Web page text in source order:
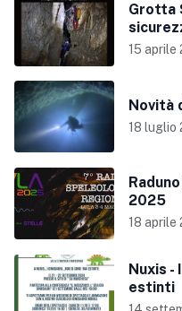
Grotta
15 aprile
Novità
18 luglio
2025
18 aprile
Nuxis -
estinti